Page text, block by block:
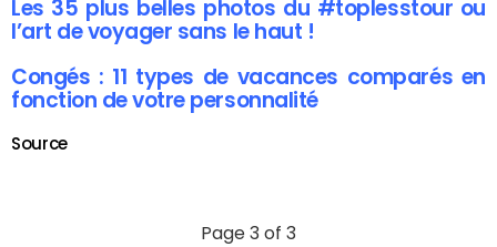
Les 35 plus belles photos du #toplesstour ou
l’art de voyager sans le haut !
Congés : 11 types de vacances comparés en
fonction de votre personnalité
Source
Page 3 of 3